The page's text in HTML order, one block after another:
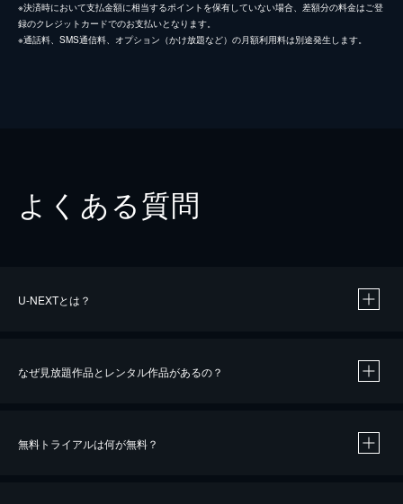
※決済時において支払金額に相当するポイントを保有していない場合、差額分の料金はご登
録のクレジットカードでのお支払いとなります。
※通話料、SMS通信料、オプション（かけ放題など）の月額利用料は別途発生します。
よくある質問
U-NEXTとは？
なぜ見放題作品とレンタル作品があるの？
無料トライアルは何が無料？